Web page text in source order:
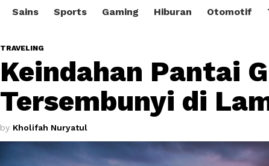
Sains Sports Gaming Hiburan Otomotif
TRAVELING
Keindahan Pantai
Tersembunyi di
by Kholifah Nuryatul